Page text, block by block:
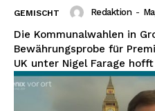
GEMISCHT Redaktion -
Die Kommunalwahlen in
Bewährungsprobe für
UK unter Nigel Farage